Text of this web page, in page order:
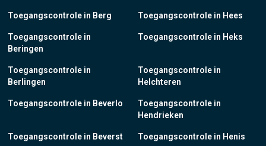
Toegangscontrole in Berg
Toegangscontrole in
Beringen
Toegangscontrole in
Berlingen
Toegangscontrole in Beverlo
Toegangscontrole in Beverst
Toegangscontrole in Hees
Toegangscontrole in Heks
Toegangscontrole in
Helchteren
Toegangscontrole in
Hendrieken
Toegangscontrole in Henis